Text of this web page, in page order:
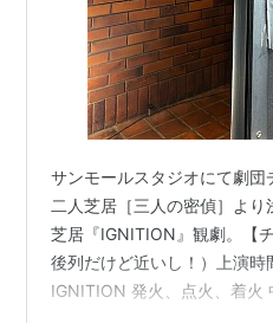
サンモールスタジオにて劇
二人芝居［三人の密偵］より
芝居『IGNITION』観劇。【
後列だけど近いし！）上演時
IGNITION 発火、点火、着火